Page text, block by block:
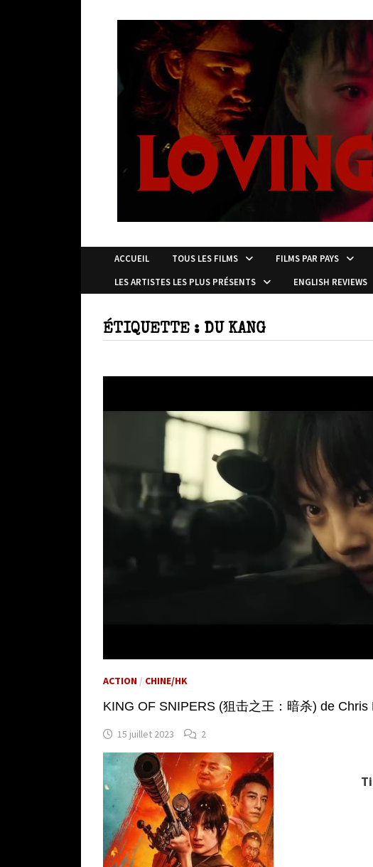
ACCUEIL TOUS LES FILMS FILMS PAR PAYS
LES ARTISTES LES PLUS PRÉSENTS
ENGLISH REVIEWS
ÉTIQUETTE : DU KANG
ACTION / CHINE/HK
KING OF SNIPERS (狙击之王：暗杀) de Chris
15 juillet 2023 2